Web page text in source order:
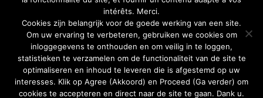
067 70 25 67
intérêts. Merci.
Cookies zijn belangrijk voor de goede werking van een site.
Om uw ervaring te verbeteren, gebruiken we cookies om
inloggegevens te onthouden en om veilig in te loggen,
statistieken te verzamelen om de functionaliteit van de site te
optimaliseren en inhoud te leveren die is afgestemd op uw
interesses. Klik op Agree (Akkoord) en Proceed (Ga verder) om
cookies te accepteren en direct naar de site te gaan. Dank u.